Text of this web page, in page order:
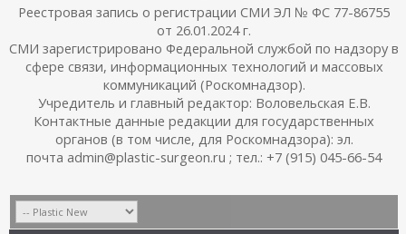
Реестровая запись о регистрации СМИ ЭЛ № ФС 77-86755
от 26.01.2024 г.
СМИ зарегистрировано Федеральной службой по надзору в
сфере связи, информационных технологий и массовых
коммуникаций (Роскомнадзор).
Учредитель и главный редактор: Воловельская Е.В.
Контактные данные редакции для государственных
органов (в том числе, для Роскомнадзора): эл.
почта admin@plastic-surgeon.ru ; тел.: +7 (915) 045-66-54